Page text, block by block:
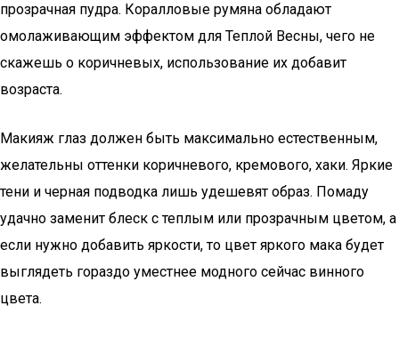
прозрачная пудра. Коралловые румяна обладают
омолаживающим эффектом для Теплой Весны, чего не
скажешь о коричневых, использование их добавит
возраста.
Макияж глаз должен быть максимально естественным,
желательны оттенки коричневого, кремового, хаки. Яркие
тени и черная подводка лишь удешевят образ. Помаду
удачно заменит блеск с теплым или прозрачным цветом, а
если нужно добавить яркости, то цвет яркого мака будет
выглядеть гораздо уместнее модного сейчас винного
цвета.